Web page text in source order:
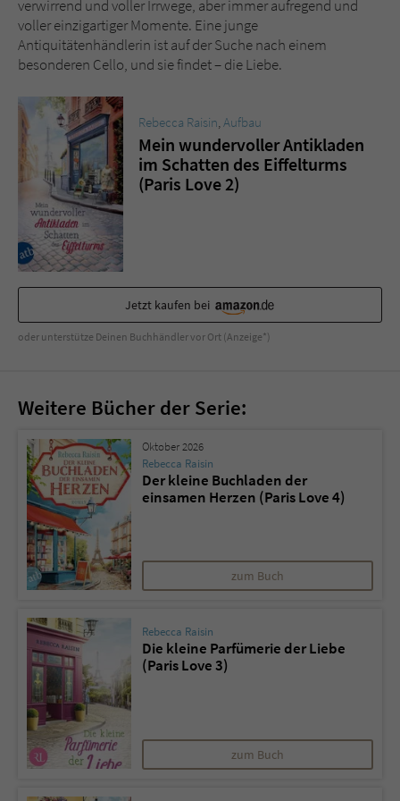
verwirrend und voller Irrwege, aber immer aufregend und
voller einzigartiger Momente. Eine junge
Antiquitätenhändlerin ist auf der Suche nach einem
besonderen Cello, und sie findet – die Liebe.
Rebecca Raisin,Aufbau
Mein wundervoller Antikladen
im Schatten des Eiffelturms
(Paris Love 2)
Jetzt kaufen bei
oder unterstütze Deinen Buchhändler vor Ort (Anzeige*)
Weitere Bücher der Serie:
Oktober 2026
Rebecca Raisin
Der kleine Buchladen der
einsamen Herzen (Paris Love 4)
zum Buch
Rebecca Raisin
Die kleine Parfümerie der Liebe
(Paris Love 3)
zum Buch
Sicherheitscode des Kontaktformulars zu
überprüfen.